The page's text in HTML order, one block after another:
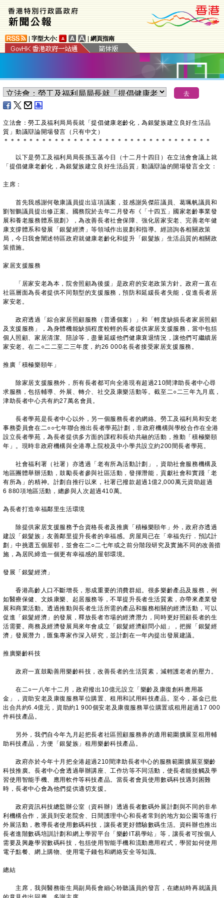
字型大小: 網頁指南
立法會：勞工及福利局局長就「提倡健康老齡化，為銀髮族建立良好生活品
質」動議辯論開場發言（只有中文）
＊ ＊ ＊ ＊ ＊ ＊ ＊ ＊ ＊ ＊ ＊ ＊ ＊ ＊ ＊ ＊ ＊ ＊ ＊ ＊ ＊ ＊ ＊ ＊ ＊ ＊ ＊ ＊ ＊ ＊ ＊ ＊ ＊
以下是勞工及福利局局長孫玉菡今日（十二月十四日）在立法會會議上就
「提倡健康老齡化，為銀髮族建立良好生活品質」動議辯論的開場發言全文：
主席：
首先我感謝何敬康議員提出這項議案，並感謝吳傑莊議員、葛珮帆議員和
劉智鵬議員提出修正案。國務院於去年二月發布《「十四五」國家老齡事業發
展和養老服務體系規劃》，為改善長者社會保障、強化居家安老、完善老年健
康支撐體系和發展「銀髮經濟」等領域作出規劃和指導。經諮詢各相關政策
局，今日我會闡述特區政府就健康老齡化和提升「銀髮族」生活品質的相關政
策措施。
家居支援服務
「居家安老為本，院舍照顧為後援」是政府的安老政策方針。政府一直在
社區層面為長者提供不同類型的支援服務，預防和延緩長者失能，促進長者居
家安老。
政府透過「綜合家居照顧服務（普通個案）」和「輕度缺損長者家居照顧
及支援服務」，為身體機能缺損程度較輕的長者提供家居支援服務，當中包括
個人照顧、家居清潔、陪診等，盡量延緩他們健康衰退情況，讓他們可繼續居
家安老。在二○二二至二三年度，約26 000名長者接受家居支援服務。
推廣「積極樂頤年」
除家居支援服務外，所有長者都可向全港現有超過210間津助長者中心尋
求服務，包括輔導、外展、轉介、社交及康樂活動等。截至二○二三年九月底，
津助長者中心共有約27萬名會員。
長者學苑是長者中心以外，另一個服務長者的網絡。勞工及福利局和安老
事務委員會在二○○七年聯合推出長者學苑計劃，非政府機構與學校合作在全港
設立長者學苑，為長者提供多方面的課程和長幼共融的活動，推動「積極樂頤
年」。現時非政府機構與全港專上院校及中小學共設立約200間長者學苑。
社會福利署（社署）亦透過「老有所為活動計劃」，資助社會服務機構及
地區團體舉辦活動，鼓勵長者參與社區活動，發揮潛能，貢獻社會和實踐「老
有所為」的精神。計劃自推行以來，社署已撥款超過1億2,000萬元資助超過
6 880項地區活動，總參與人次超過410萬。
為長者打造幸福鄰里生活環境
除提供家居支援服務予合資格長者及推廣「積極樂頤年」外，政府亦透過
建設「銀髮族」友善鄰里提升長者的幸福感。房屋局已在「幸福先行．預試計
劃」中挑選五個屋邨，並會在二○二七年或之前分階段研究及實施不同的改善措
施，為居民締造一個更有幸福感的屋邨環境。
發展「銀髮經濟」
香港高齡人口不斷增長，形成重要的消費群組。很多樂齡產品及服務，例
如醫療保健、文娛康樂、起居服務等，不單提升長者生活質素，亦帶來產業發
展和商業活動。透過推動與長者生活所需的產品和服務相關的經濟活動，可以
促進「銀髮經濟」的發展，釋放長者市場的經濟潛力，同時更好照顧長者的生
活需要。商務及經濟發展局來年會成立「銀髮經濟顧問小組」，把握「銀髮經
濟」發展潛力，匯集專家作深入研究，並計劃在一年內提出發展建議。
推廣樂齡科技
政府一直鼓勵善用樂齡科技，改善長者的生活質素，減輕護老者的壓力。
在二○一八年十二月，政府撥出10億元設立「樂齡及康復創科應用基
金」，資助安老及康復服務單位購置、租用和試用科技產品。至今，基金已批
出合共約6.4億元，資助約1 900個安老及康復服務單位購置或租用超過17 000
件科技產品。
另外，我們自今年九月起把長者社區照顧服務券的適用範圍擴展至租用輔
助科技產品，方便「銀髮族」租用樂齡科技產品。
政府亦於今年十月把全港超過210間津助長者中心的服務範圍擴展至樂齡
科技推廣。長者中心會透過舉辦講座、工作坊等不同活動，使長者能接觸及學
習使用智能手機、應用軟件等科技產品。當長者會員使用數碼科技遇到困難
時，長者中心會為他們提供適切支援。
政府資訊科技總監辦公室（資科辦）透過長者數碼外展計劃與不同的非牟
利機構合作，派員到安老院舍、日間護理中心和長者常到的地方如公園等進行
外展活動，教導長者使用數碼科技，讓長者更好體驗數碼生活。資科辦也推出
長者進階數碼培訓計劃和網上學習平台「樂齡IT易學站」等，讓長者可按個人
需要及興趣學習數碼科技，包括使用智能手機和流動應用程式，學習如何使用
電子點餐、網上購物、使用電子錢包和網絡安全等知識。
總結
主席，我與醫務衞生局副局長會細心聆聽議員的發言，在總結時再就議員